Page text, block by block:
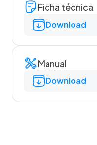
Ficha técnica
Download
Manual
Download